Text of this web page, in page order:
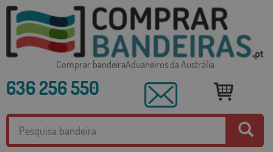
Comprar bandeiraAduaneiros da Austrália
636 256 550